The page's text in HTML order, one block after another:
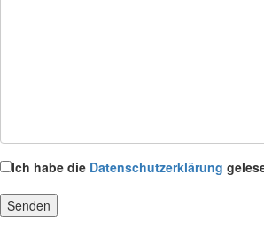
Ich habe die Datenschutzerklärung